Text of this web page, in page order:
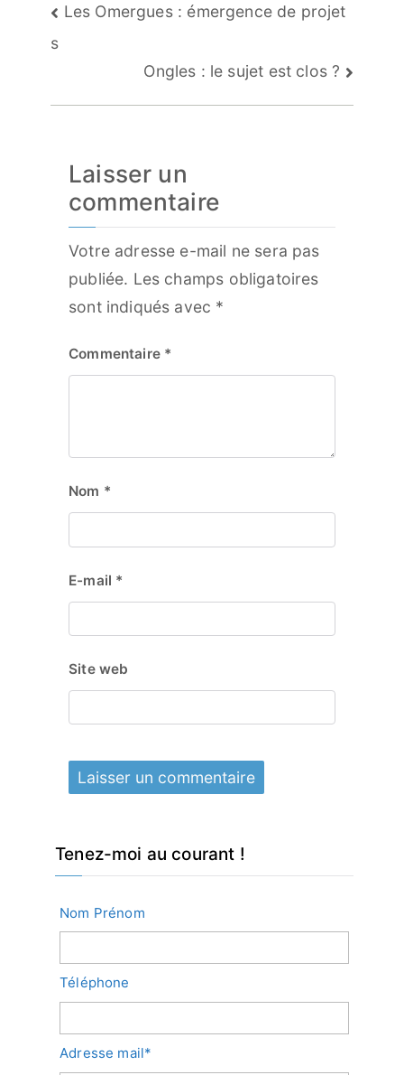
Navigation
de
Les Omergues : émergence de projet
s
Ongles : le sujet est clos ?
Laisser un
commentaire
Votre adresse e-mail ne sera pas
publiée. Les champs obligatoires
sont indiqués avec *
Commentaire *
Nom *
E-mail *
Site web
Tenez-moi au courant !
Nom Prénom
Téléphone
Adresse mail*